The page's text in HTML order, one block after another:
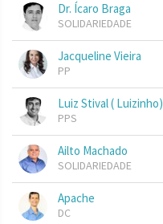
Dr. Ícaro Braga
SOLIDARIEDADE
Jacqueline Vieira
PP
Luiz Stival ( Luizinho)
PPS
Ailto Machado
SOLIDARIEDADE
Apache
DC